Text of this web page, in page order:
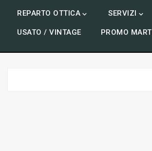
REPARTO OTTICA  SERVIZI 
USATO / VINTAGE PROMO